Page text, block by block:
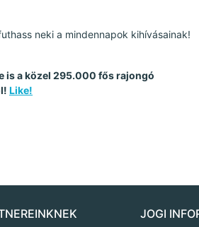
neki a mindennapok kihívásainak!
is a közel 295.000 fős rajongó
Like!
JOGI